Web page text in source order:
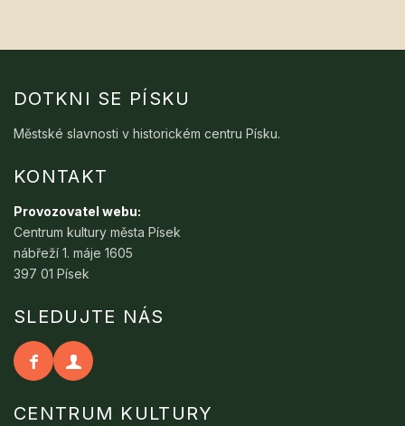
DOTKNI SE PÍSKU
Městské slavnosti v historickém centru Písku.
KONTAKT
Provozovatel webu:
Centrum kultury města Písek
nábřeží 1. máje 1605
397 01 Písek
SLEDUJTE NÁS
CENTRUM KULTURY